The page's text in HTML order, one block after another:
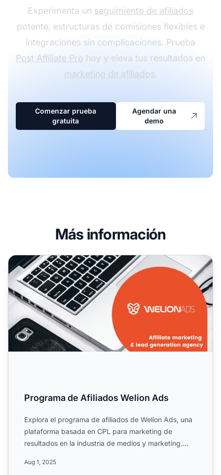
Experimenta un seguimiento de afiliados
potente, estructuras de comisiones flexibles e
integraciones sin complicaciones. Prueba
Post Affiliate Pro hoy y eleva tus resultados en
marketing de afiliados.
Comenzar prueba
gratuita
Agendar una
demo
Más información
Programa de Afiliados Welion Ads
Programa de Afiliados Welion Ads
Explora el programa de afiliados de Welion Ads, una
plataforma basada en CPL para marketing de
resultados en la industria de medios y marketing.
Aug 1, 2025